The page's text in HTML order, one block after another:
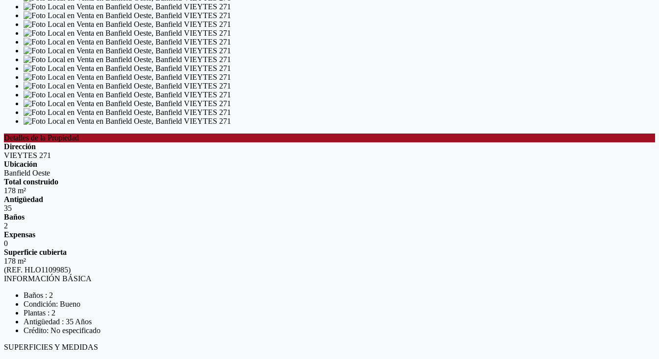
Detalles de la Propiedad
Dirección
VIEYTES 271
Ubicación
Banfield Oeste
Total construido
178 m²
Antigüedad
35
Baños
2
Expensas
0
Superficie cubierta
178 m²
(REF. HLO1109985)
INFORMACIÓN BÁSICA
Baños : 2
Condición: Bueno
Plantas : 2
Antigüedad : 35 Años
Crédito: No especificado
SUPERFICIES Y MEDIDAS